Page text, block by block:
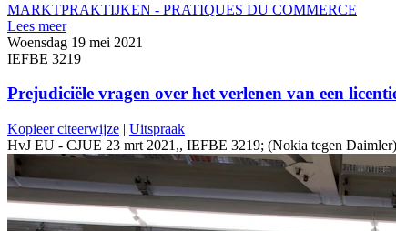
MARKTPRAKTIJKEN - PRATIQUES DU COMMERCE
Lees meer
Woensdag 19 mei 2021
IEFBE 3219
Prejudiciële vragen over het verlenen van een
Kopieer citeerwijze | Uitspraak
HvJ EU - CJUE 23 mrt 2021,, IEFBE 3219; (Nokia tegen